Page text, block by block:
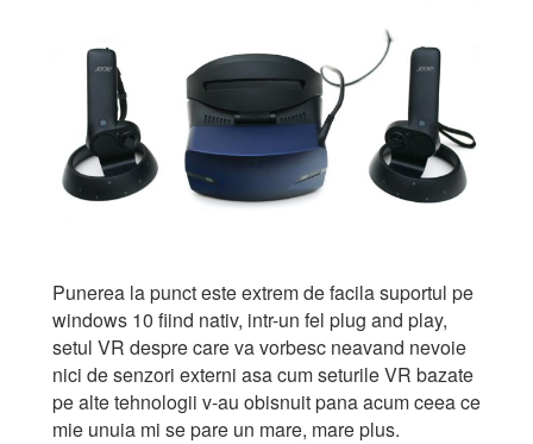
Punerea la punct este extrem de facila suportul pe
windows 10 fiind nativ, intr-un fel plug and play,
setul VR despre care va vorbesc neavand nevoie
nici de senzori externi asa cum seturile VR bazate
pe alte tehnologii v-au obisnuit pana acum ceea ce
mie unuia mi se pare un mare, mare plus.